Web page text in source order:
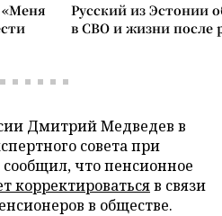
«Меня
Русский из Эстонии
в СВО и жизни после
Дмитрий Медведев в
совета при
что пенсионное
корректироватьсяв связи
в обществе.